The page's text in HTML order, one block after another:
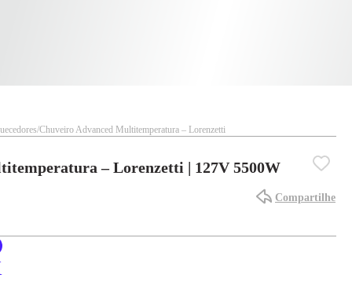
Chuveiro Advanced Multitemperatura – Lorenzetti
– Lorenzetti | 127V 5500W
Compartilhe